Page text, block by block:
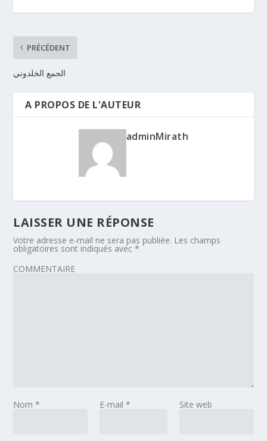
PRÉCÉDENT
الجمع الخلدوني
A PROPOS DE L'AUTEUR
adminMirath
LAISSER UNE RÉPONSE
Votre adresse e-mail ne sera pas publiée. Les champs
obligatoires sont indiqués avec*
COMMENTAIRE
Nom* E-mail * Site web